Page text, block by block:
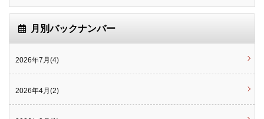
月別バックナンバー
2026年7月(4)
2026年4月(2)